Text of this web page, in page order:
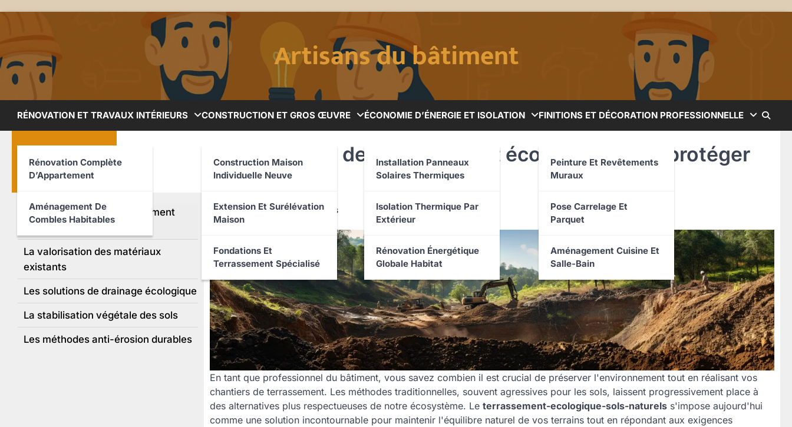
Artisans du bâtiment
RÉNOVATION ET TRAVAUX INTÉRIEURS
Rénovation Complète
D’Appartement
Aménagement De
Combles Habitables
CONSTRUCTION ET GROS ŒUVRE
Construction Maison
Individuelle Neuve
Extension Et Surélévation
Maison
Fondations Et
Terrassement Spécialisé
ÉCONOMIE D’ÉNERGIE ET ISOLATION
Installation Panneaux
Solaires Thermiques
Isolation Thermique Par
Extérieur
Rénovation Énergétique
Globale Habitat
FINITIONS ET DÉCORATION PROFESSIONNELLE
Peinture Et Revêtements
Muraux
Pose Carrelage Et
Parquet
Aménagement Cuisine Et
Salle-Bain
7 techniques de terrassement écologique pour protéger
votre terrain
En tant que professionnel du bâtiment, vous savez combien il est crucial de préserver l'environnement tout en réalisant vos
chantiers de terrassement. Les méthodes traditionnelles, souvent agressives pour les sols, laissent progressivement place à
des alternatives plus respectueuses de notre écosystème. Le terrassement-ecologique-sols-naturels s'impose aujourd'hui
comme une solution incontournable pour maintenir l'équilibre naturel de vos terrains tout en répondant aux exigences
Sommaire
Le terrassement par nivellement
La valorisation des matériaux
existants
Les solutions de drainage écologique
La stabilisation végétale des sols
Les méthodes anti-érosion durables